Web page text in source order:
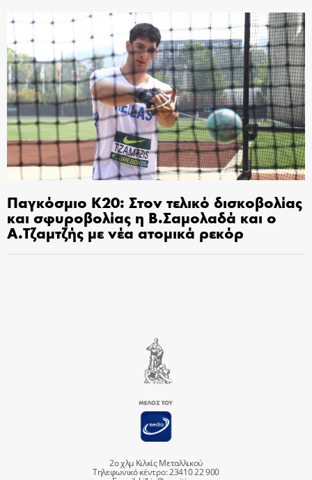
Παγκόσμιο Κ20: Στον τελικό δισκοβολίας
και σφυροβολίας η Β.Σαμολαδά και ο
Α.Τζαμτζής με νέα ατομικά ρεκόρ
2ο χλμ Κιλκίς Μεταλλικού
Τηλεφωνικό κέντρο: 23410 22 900